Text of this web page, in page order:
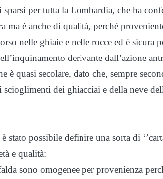
sparsi per tutta la Lombardia, che ha
ma è anche di qualità, perché
nelle ghiaie e nelle rocce ed è sicura
derivante dall’azione
è quasi secolare, dato che, sempre
scioglimenti dei ghiacciai e della neve
stato possibile definire una sorta di
e qualità:
sono omogenee per provenienza